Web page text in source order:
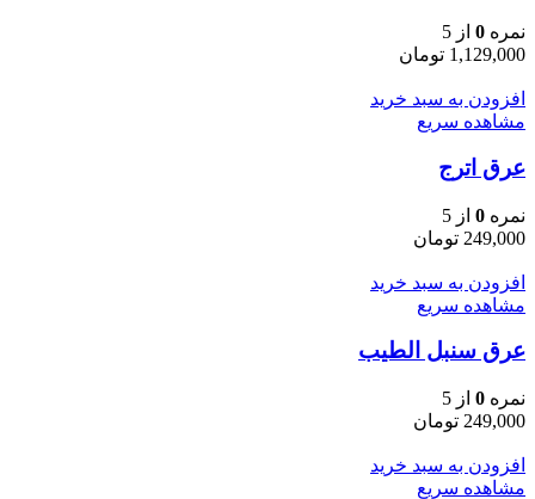
نمره 0 از 5
1,129,000 تومان
افزودن به سبد خرید
مشاهده سریع
عرق اترج
نمره 0 از 5
249,000 تومان
افزودن به سبد خرید
مشاهده سریع
عرق سنبل الطیب
نمره 0 از 5
249,000 تومان
افزودن به سبد خرید
مشاهده سریع